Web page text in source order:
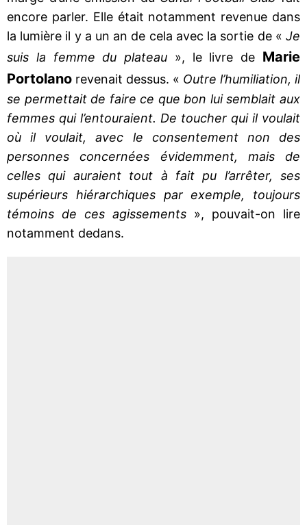
encore parler. Elle était notamment revenue dans
la lumière il y a un an de cela avec la sortie de « Je
suis la femme du plateau », le livre de Marie
Portolano revenait dessus. « Outre l’humiliation, il
se permettait de faire ce que bon lui semblait aux
femmes qui l’entouraient. De toucher qui il voulait
où il voulait, avec le consentement non des
personnes concernées évidemment, mais de
celles qui auraient tout à fait pu l’arrêter, ses
supérieurs hiérarchiques par exemple, toujours
témoins de ces agissements », pouvait-on lire
notamment dedans.